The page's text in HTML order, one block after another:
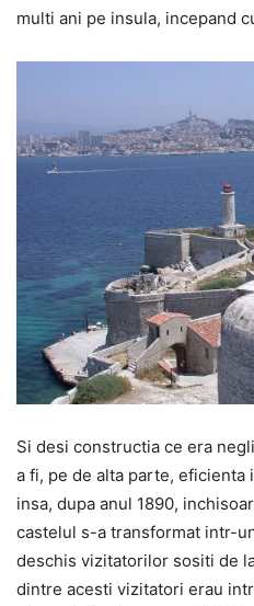
multi ani pe insula, incepand
Si desi constructia ce era
a fi, pe de alta parte, eficienta
insa, dupa anul 1890,
castelul s-a transformat intr-
deschis vizitatorilor sositi de
dintre acesti vizitatori erau